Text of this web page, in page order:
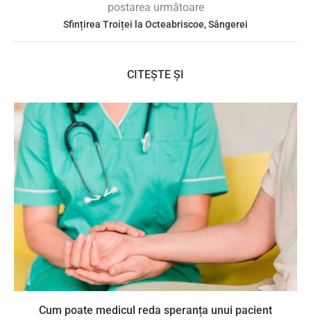
postarea următoare
Sfințirea Troiței la Octeabriscoe, Sângerei
CITEȘTE ȘI
Cum poate medicul reda speranța unui pacient